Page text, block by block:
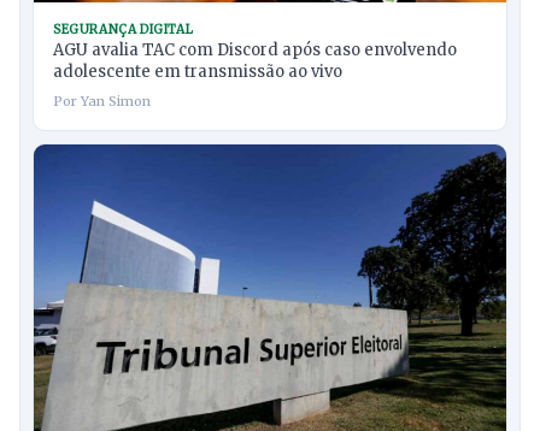
SEGURANÇA DIGITAL
AGU avalia TAC com Discord após caso envolvendo
adolescente em transmissão ao vivo
Por Yan Simon